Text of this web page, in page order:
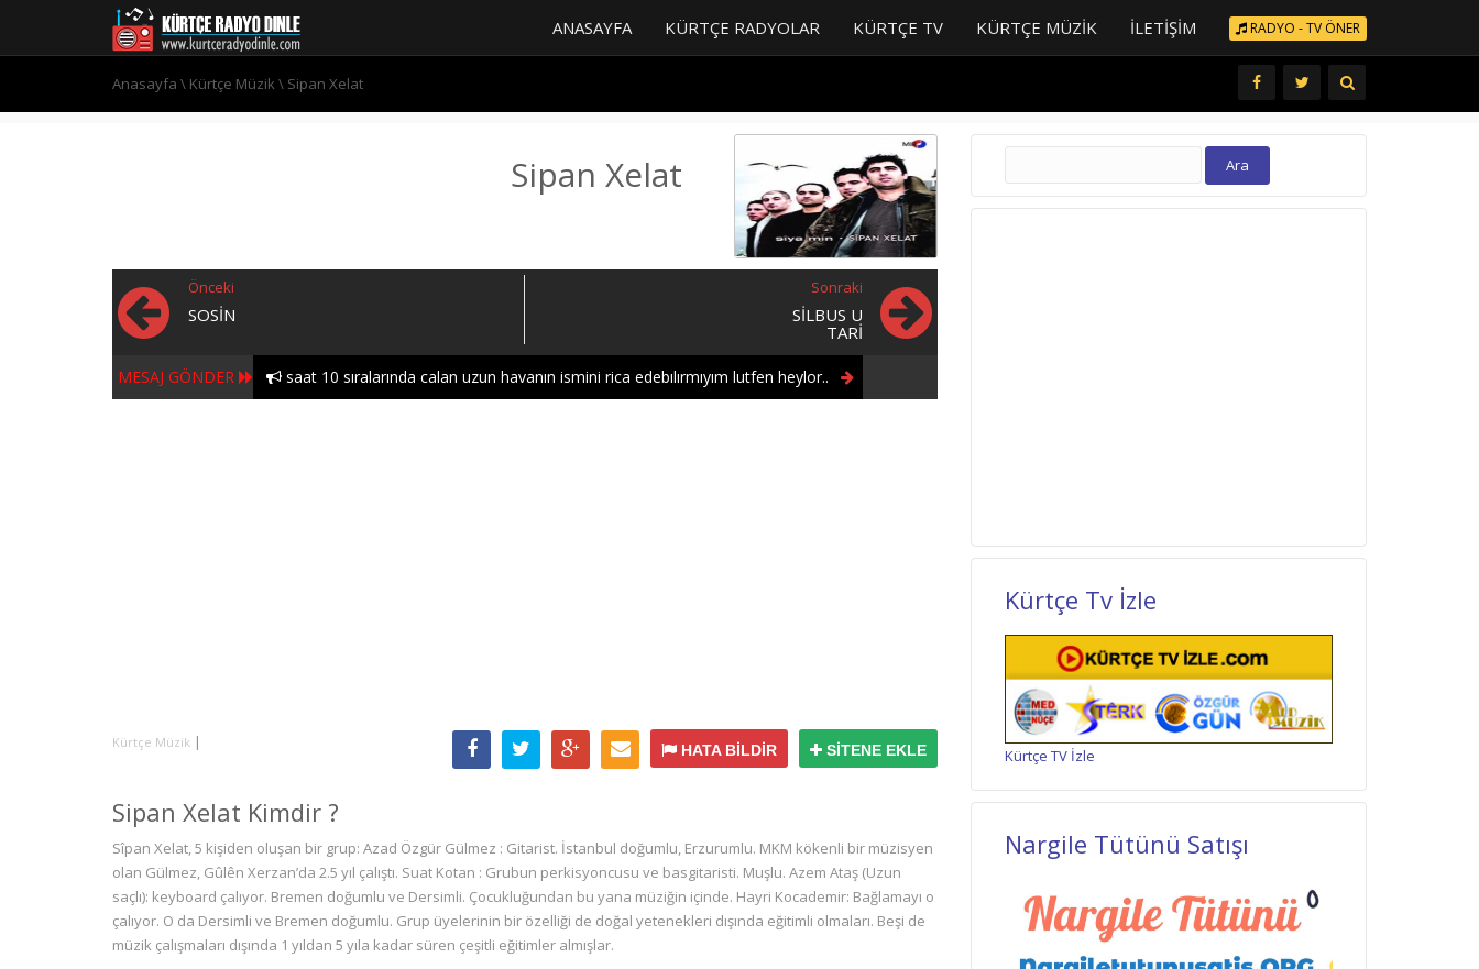
RADYO - TV ÖNER
ANASAYFA KÜRTÇE RADYOLAR KÜRTÇE TV KÜRTÇE MÜZIK İLETIŞIM
Anasayfa \ Kürtçe Müzik \ Sipan Xelat
Sipan Xelat
Önceki
SOSIN
Sonraki
SILBUS U
TARI
MESAJ GÖNDER saat 10 sıralarında calan uzun havanın ismini rica edebılırmıyım lutfen heylor..
Kürtçe Müzik | HATA BİLDİR SİTENE EKLE
Sipan Xelat Kimdir ?
Sîpan Xelat, 5 kişiden oluşan bir grup: Azad Özgür Gülmez : Gitarist. İstanbul doğumlu, Erzurumlu. MKM kökenli bir müzisyen
olan Gülmez, Gûlên Xerzan’da 2.5 yıl çalıştı. Suat Kotan : Grubun perkisyoncusu ve basgitaristi. Muşlu. Azem Ataş (Uzun
saçlı): keyboard çalıyor. Bremen doğumlu ve Dersimli. Çocukluğundan bu yana müziğin içinde. Hayri Kocademir: Bağlamayı o
çalıyor. O da Dersimli ve Bremen doğumlu. Grup üyelerinin bir özelliği de doğal yetenekleri dışında eğitimli olmaları. Beşi de
müzik çalışmaları dışında 1 yıldan 5 yıla kadar süren çeşitli eğitimler almışlar.
Arama:
Kürtçe Tv İzle
Kürtçe TV İzle
Nargile Tütünü Satışı